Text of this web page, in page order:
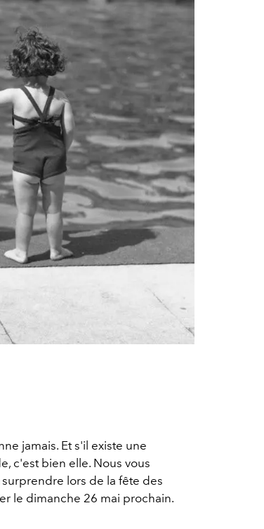
jamais. Et s'il existe une
c'est bien elle. Nous vous
lors de la fête des
le dimanche 26 mai prochain.